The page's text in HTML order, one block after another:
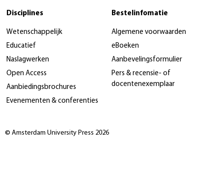
Disciplines
Wetenschappelijk
Educatief
Naslagwerken
Open Access
Aanbiedingsbrochures
Evenementen & conferenties
Bestelinfomatie
Algemene voorwaarden
eBoeken
Aanbevelingsformulier
Pers & recensie- of
docentenexemplaar
© Amsterdam University Press 2026